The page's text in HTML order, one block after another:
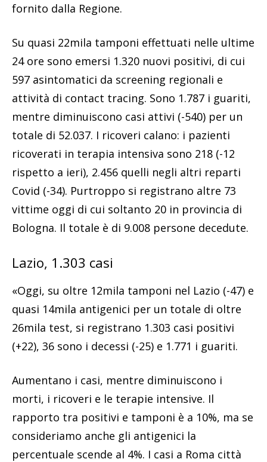
fornito dalla Regione.
Su quasi 22mila tamponi effettuati nelle ultime
24 ore sono emersi 1.320 nuovi positivi, di cui
597 asintomatici da screening regionali e
attività di contact tracing. Sono 1.787 i guariti,
mentre diminuiscono casi attivi (-540) per un
totale di 52.037. I ricoveri calano: i pazienti
ricoverati in terapia intensiva sono 218 (-12
rispetto a ieri), 2.456 quelli negli altri reparti
Covid (-34). Purtroppo si registrano altre 73
vittime oggi di cui soltanto 20 in provincia di
Bologna. Il totale è di 9.008 persone decedute.
Lazio, 1.303 casi
«Oggi, su oltre 12mila tamponi nel Lazio (-47) e
quasi 14mila antigenici per un totale di oltre
26mila test, si registrano 1.303 casi positivi
(+22), 36 sono i decessi (-25) e 1.771 i guariti.
Aumentano i casi, mentre diminuiscono i
morti, i ricoveri e le terapie intensive. Il
rapporto tra positivi e tamponi è a 10%, ma se
consideriamo anche gli antigenici la
percentuale scende al 4%. I casi a Roma città